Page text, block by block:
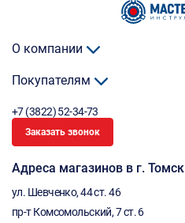
О компании
Покупателям
+7 (3822) 52-34-73
Заказать звонок
Адреса магазинов в г. Томск
ул. Шевченко, 44 ст. 46
пр-т Комсомольский, 7 ст. 6